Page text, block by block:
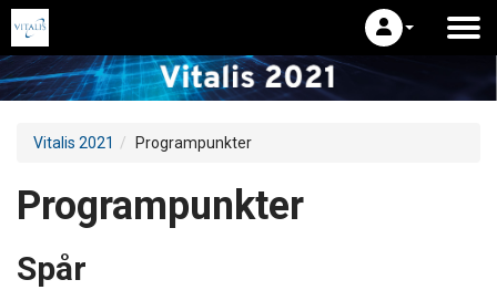
Vitalis 2021 Programpunkter
Programpunkter
Spår